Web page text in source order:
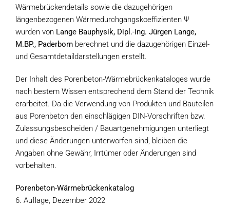
Wärmebrückendetails sowie die dazugehörigen
längenbezogenen Wärmedurchgangskoeffizienten Ψ
wurden von Lange Bauphysik, Dipl.-Ing. Jürgen Lange,
M.BP., Paderborn berechnet und die dazugehörigen Einzel-
und Gesamtdetaildarstellungen erstellt.
Der Inhalt des Porenbeton-Wärmebrückenkataloges wurde
nach bestem Wissen entsprechend dem Stand der Technik
erarbeitet. Da die Verwendung von Produkten und Bauteilen
aus Porenbeton den einschlägigen DIN-Vorschriften bzw.
Zulassungsbescheiden / Bauartgenehmigungen unterliegt
und diese Änderungen unterworfen sind, bleiben die
Angaben ohne Gewähr, Irrtümer oder Änderungen sind
vorbehalten.
Porenbeton-Wärmebrückenkatalog
6. Auflage, Dezember 2022